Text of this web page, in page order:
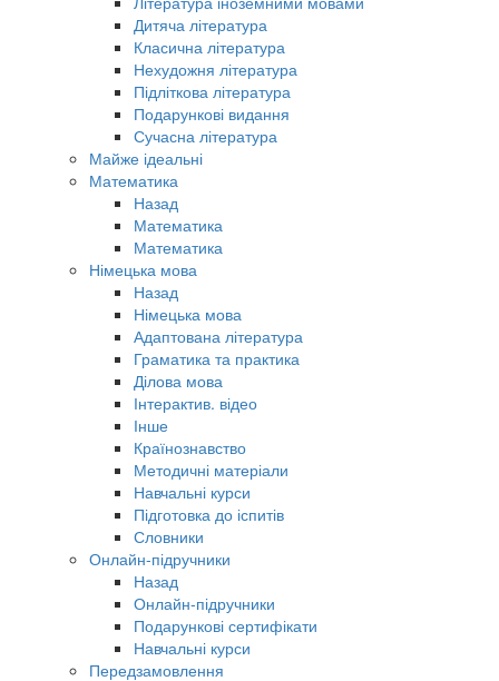
Дитяча література
Класична література
Нехудожня література
Підліткова література
Подарункові видання
Сучасна література
Майже ідеальні
Математика
Назад
Математика
Математика
Німецька мова
Назад
Німецька мова
Адаптована література
Граматика та практика
Ділова мова
Інтерактив. відео
Інше
Країнознавство
Методичні матеріали
Навчальні курси
Підготовка до іспитів
Словники
Онлайн-підручники
Назад
Онлайн-підручники
Подарункові сертифікати
Навчальні курси
Передзамовлення